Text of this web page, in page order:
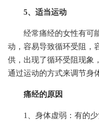
5、适当运动
经常痛经的女性有可
动，容易导致循环受阻，
供，出现了循环受阻现象
通过运动的方式来调节身
痛经的原因
1、身体虚弱：有的